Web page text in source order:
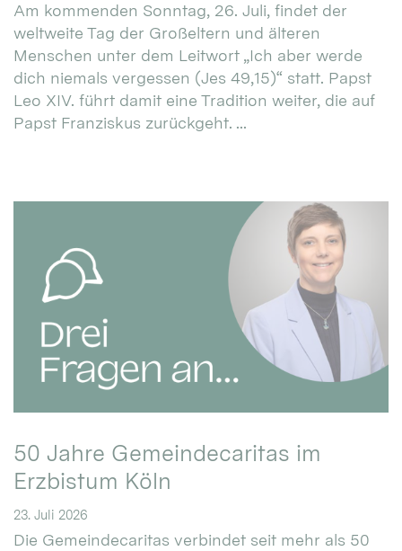
Am kommenden Sonntag, 26. Juli, findet der
weltweite Tag der Großeltern und älteren
Menschen unter dem Leitwort „Ich aber werde
dich niemals vergessen (Jes 49,15)“ statt. Papst
Leo XIV. führt damit eine Tradition weiter, die auf
Papst Franziskus zurückgeht. ...
50 Jahre Gemeindecaritas im
Erzbistum Köln
23. Juli 2026
Die Gemeindecaritas verbindet seit mehr als 50